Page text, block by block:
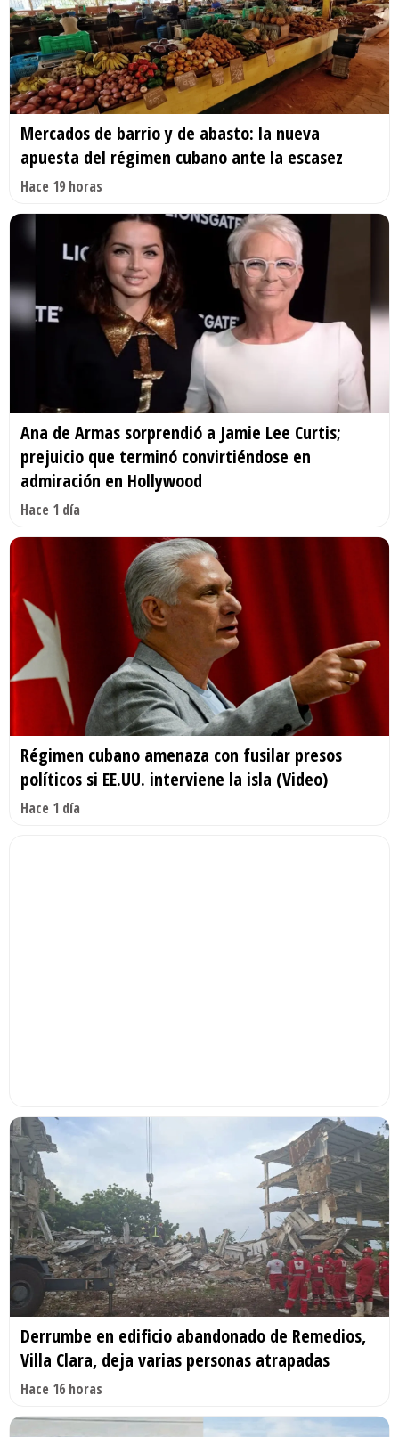
Mercados de barrio y de abasto: la nueva
apuesta del régimen cubano ante la escasez
Hace 19 horas
Ana de Armas sorprendió a Jamie Lee Curtis;
prejuicio que terminó convirtiéndose en
admiración en Hollywood
Hace 1 día
Régimen cubano amenaza con fusilar presos
políticos si EE.UU. interviene la isla (Video)
Hace 1 día
Derrumbe en edificio abandonado de Remedios,
Villa Clara, deja varias personas atrapadas
Hace 16 horas